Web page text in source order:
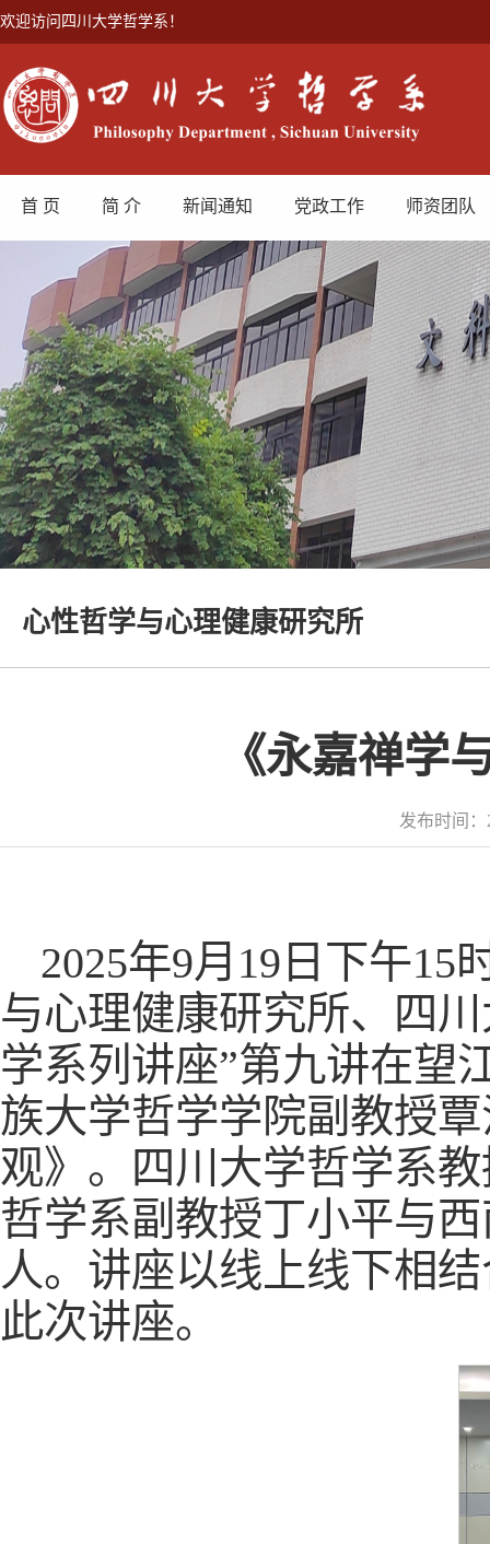
欢迎访问四川大学哲学系！
首 页 简 介 新闻通知 党政工作 师资团队
心性哲学与心理健康研究所
《永嘉禅学
发布时间
2025年9月19日下午
与心理健康研究所、四
学系列讲座”第九讲在望
族大学哲学学院副教授
观》。四川大学哲学系
哲学系副教授丁小平与
人。讲座以线上线下相
此次讲座。